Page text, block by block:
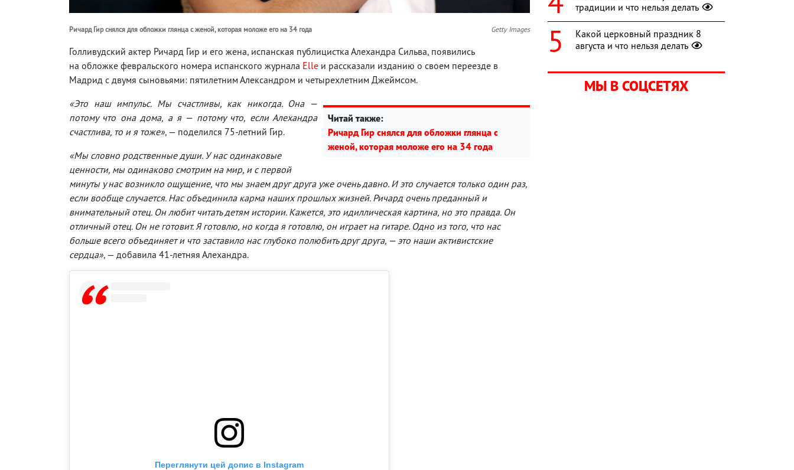
Ричард Гир снялся для обложки глянца с женой, которая моложе его на 34 года Getty Images
Голливудский актер Ричард Гир и его жена, испанская публицистка Алехандра Сильва, появились
на обложке февральского номера испанского журнала Elle и рассказали изданию о своем переезде в
Мадрид с двумя сыновьями: пятилетним Александром и четырехлетним Джеймсом.
Читай также:
Ричард Гир снялся для обложки глянца с
женой, которая моложе его на 34 года
«Это наш импульс. Мы счастливы, как никогда. Она —
потому что она дома, а я — потому что, если Алехандра
счастлива, то и я тоже», — поделился 75-летний Гир.
«Мы словно родственные души. У нас одинаковые
ценности, мы одинаково смотрим на мир, и с первой
минуты у нас возникло ощущение, что мы знаем друг друга уже очень давно. И это случается только один раз,
если вообще случается. Нас объединила карма наших прошлых жизней. Ричард очень преданный и
внимательный отец. Он любит читать детям истории. Кажется, это идиллическая картина, но это правда. Он
отличный отец. Он не готовит. Я готовлю, но когда я готовлю, он играет на гитаре. Одно из того, что нас
больше всего объединяет и что заставило нас глубоко полюбить друг друга, — это наши активистские
сердца», — добавила 41-летняя Алехандра.
Переглянути цей допис в Instagram
традиции и что нельзя делать
Какой церковный праздник 8
августа и что нельзя делать
МЫ В СОЦСЕТЯХ